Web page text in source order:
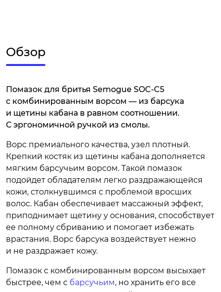
Обзор
Помазок для бритья Semogue SOC-C5
с комбинированным ворсом — из барсука
и щетины кабана в равном соотношении.
С эргономичной ручкой из смолы.
Ворс премиального качества, узел плотный.
Крепкий костяк из щетины кабана дополняется
мягким барсучьим ворсом. Такой помазок
подойдет обладателям легко раздражающейся
кожи, столкнувшимся с проблемой вросших
волос. Кабан обеспечивает массажный эффект,
приподнимает щетину у основания, способствует
ее полному сбриванию и помогает избежать
врастания. Ворс барсука воздействует нежно
и не раздражает кожу.
Помазок с комбинированным ворсом высыхает
быстрее, чем с барсучьим, но хранить его все